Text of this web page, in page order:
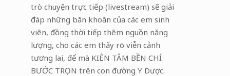
trò chuyện trực tiếp (livestream) sẽ giải
đáp những băn khoăn của các em sinh
viên, đồng thời tiếp thêm nguồn năng
lượng, cho các em thấy rõ viễn cảnh
tương lai, để mà KIÊN TÂM BỀN CHÍ
BƯỚC TRỌN trên con đường Y Dược.